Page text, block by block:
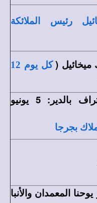
رئيس الملائكة
ميخائيل (
كل يوم 12
تاريخ الاعتراف بالدير: 5 يونيو
بجرجا
المعمدان والأنبا